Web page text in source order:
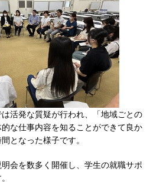
活発な質疑が行われ、「地域ごとの
な仕事内容を知ることができて良か
となった様子です。
会を数多く開催し、学生の就職サポ